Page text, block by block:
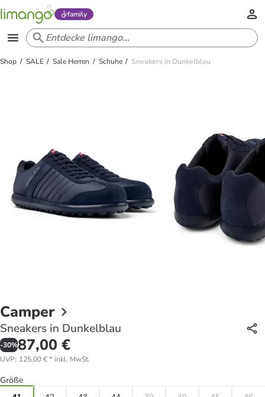
family
Shop SALE Sale Herren Schuhe Sneakers in Dunkelblau
Camper
Sneakers in Dunkelblau
-30%87,00 €
UVP: 125,00 €* inkl. MwSt.
Größe